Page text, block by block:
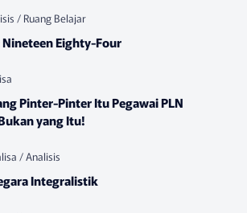
Nineteen Eighty-Four
Pinter-Pinter Itu Pegawai PLN
yang Itu!
Integralistik